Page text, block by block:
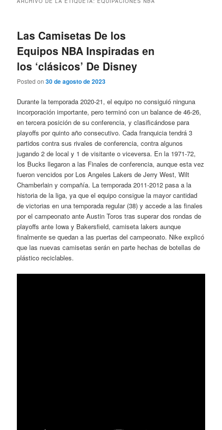
Las Camisetas De los
Equipos NBA Inspiradas en
los ‘clásicos’ De Disney
Posted on30 de agosto de 2023
Durante la temporada 2020-21, el equipo no consiguió ninguna
incorporación importante, pero terminó con un balance de 46-26,
en tercera posición de su conferencia, y clasificándose para
playoffs por quinto año consecutivo. Cada franquicia tendrá 3
partidos contra sus rivales de conferencia, contra algunos
jugando 2 de local y 1 de visitante o viceversa. En la 1971-72,
los Bucks llegaron a las Finales de conferencia, aunque esta vez
fueron vencidos por Los Angeles Lakers de Jerry West, Wilt
Chamberlain y compañía. La temporada 2011-2012 pasa a la
historia de la liga, ya que el equipo consigue la mayor cantidad
de victorias en una temporada regular (38) y accede a las finales
por el campeonato ante Austin Toros tras superar dos rondas de
playoffs ante Iowa y Bakersfield, camiseta lakers aunque
finalmente se quedan a las puertas del campeonato. Nike explicó
que las nuevas camisetas serán en parte hechas de botellas de
plástico reciclables.